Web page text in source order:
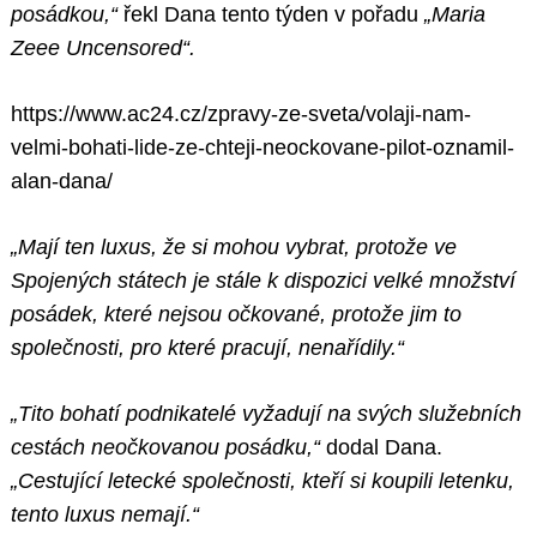
posádkou,“řekl Dana tento týden v pořadu „Maria
Zeee Uncensored“.
https://www.ac24.cz/zpravy-ze-sveta/volaji-nam-
velmi-bohati-lide-ze-chteji-neockovane-pilot-oznamil-
alan-dana/
„Mají ten luxus, že si mohou vybrat, protože ve
Spojených státech je stále k dispozici velké množství
posádek, které nejsou očkované, protože jim to
společnosti, pro které pracují, nenařídily.“
„Tito bohatí podnikatelé vyžadují na svých služebních
cestách neočkovanou posádku,“dodal Dana.
„Cestující letecké společnosti, kteří si koupili letenku,
tento luxus nemají.“